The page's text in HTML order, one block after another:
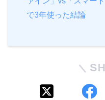
で3年使った結論